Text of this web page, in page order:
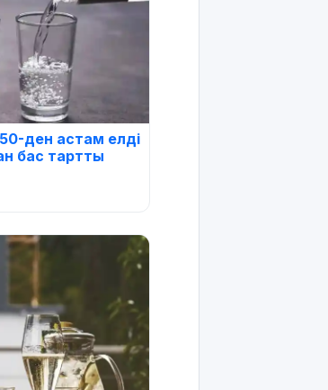
ден астам елді
бас тартты